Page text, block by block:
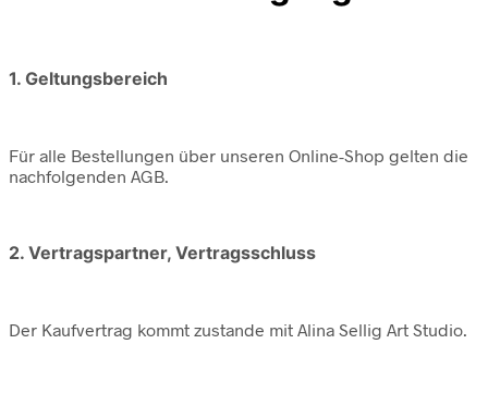
1. Geltungsbereich
Für alle Bestellungen über unseren Online-Shop gelten die
nachfolgenden AGB.
2. Vertragspartner, Vertragsschluss
Der Kaufvertrag kommt zustande mit Alina Sellig Art Studio.